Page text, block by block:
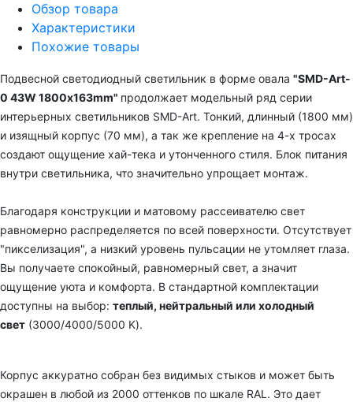
Обзор товара
Характеристики
Похожие товары
Подвесной светодиодный светильник в форме овала "SMD-Art-
0 43W 1800х163mm" продолжает модельный ряд серии
интерьерных светильников SMD-Art. Тонкий, длинный (1800 мм)
и изящный корпус (70 мм), а так же крепление на 4-х тросах
создают ощущение хай-тека и утонченного стиля. Блок питания
внутри светильника, что значительно упрощает монтаж.
Благодаря конструкции и матовому рассеивателю свет
равномерно распределяется по всей поверхности. Отсутствует
"пикселизация", а низкий уровень пульсации не утомляет глаза.
Вы получаете спокойный, равномерный свет, а значит
ощущение уюта и комфорта. В стандартной комплектации
доступны на выбор: теплый, нейтральный или холодный
свет (3000/4000/5000 K).
Корпус аккуратно собран без видимых стыков и может быть
окрашен в любой из 2000 оттенков по шкале RAL. Это дает